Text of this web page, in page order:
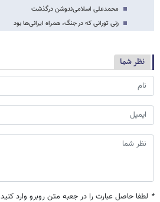
محمدعلی اسلامی‌ندوشن درگذشت
زنی تورانی که در جنگ، همراه ایرانی‌ها بود
نظر شما
* لطفا حاصل عبارت را در جعبه متن روبرو وارد کنید